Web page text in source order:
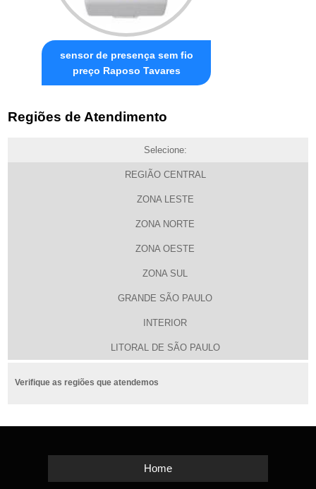
sensor de presença sem fio
preço Raposo Tavares
Regiões de Atendimento
Selecione:
REGIÃO CENTRAL
ZONA LESTE
ZONA NORTE
ZONA OESTE
ZONA SUL
GRANDE SÃO PAULO
INTERIOR
LITORAL DE SÃO PAULO
Verifique as regiões que atendemos
Home